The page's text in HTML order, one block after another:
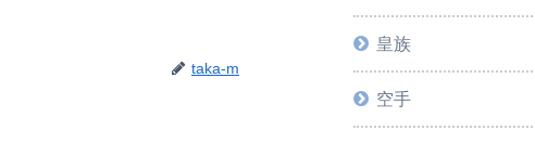
taka-m
皇族
空手